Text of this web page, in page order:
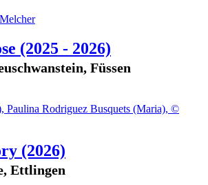
(2025 - 2026)
Füssen
(2026)
Ettlingen